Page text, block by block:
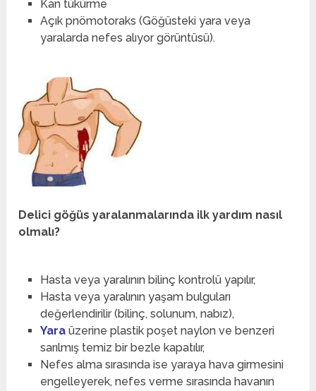
Kan tükürme
Açık pnömotoraks (Göğüsteki yara veya
yaralarda nefes alıyor görüntüsü).
Delici göğüs yaralanmalarında ilk yardım nasıl
olmalı?
Hasta veya yaralının bilinç kontrolü yapılır,
Hasta veya yaralının yaşam bulguları
değerlendirilir (bilinç, solunum, nabız),
Yaraüzerine plastik poşet naylon ve benzeri
sarılmış temiz bir bezle kapatılır,
Nefes alma sırasında ise yaraya hava girmesini
engelleyerek, nefes verme sırasında havanın